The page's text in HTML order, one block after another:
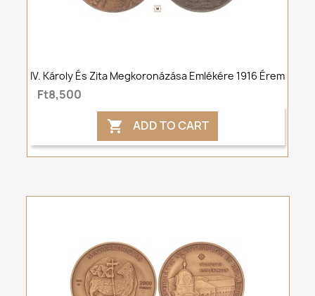
IV. Károly És Zita Megkoronázása Emlékére 1916 Érem
Ft8,500
 ADD TO CART